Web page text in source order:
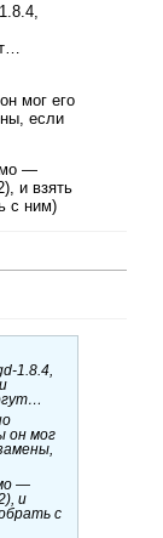
мог его
если
—
и взять
с ним)
1.8.4,
он мог
—
и
с